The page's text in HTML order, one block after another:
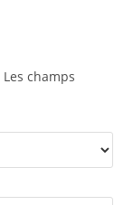
Les champs